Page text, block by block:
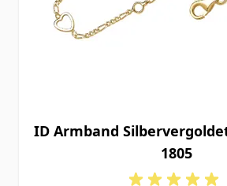
ID Armband
1805